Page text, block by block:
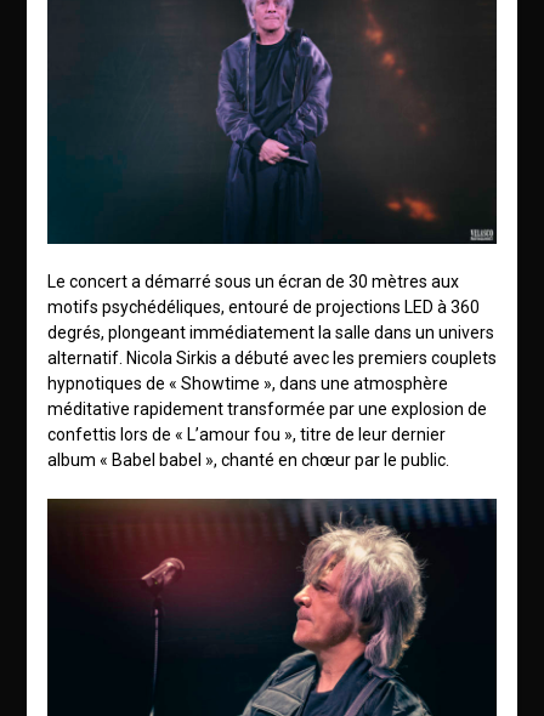
Le concert a démarré sous un écran de 30 mètres aux
motifs psychédéliques, entouré de projections LED à 360
degrés, plongeant immédiatement la salle dans un univers
alternatif. Nicola Sirkis a débuté avec les premiers couplets
hypnotiques de « Showtime », dans une atmosphère
méditative rapidement transformée par une explosion de
confettis lors de « L’amour fou », titre de leur dernier
album « Babel babel », chanté en chœur par le public.